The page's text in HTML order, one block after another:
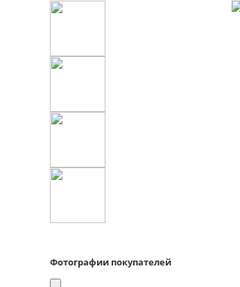
Фотографии покупателей